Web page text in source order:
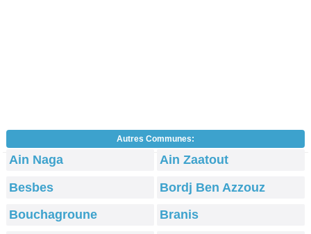
Autres Communes:
Ain Naga
Ain Zaatout
Besbes
Bordj Ben Azzouz
Bouchagroune
Branis